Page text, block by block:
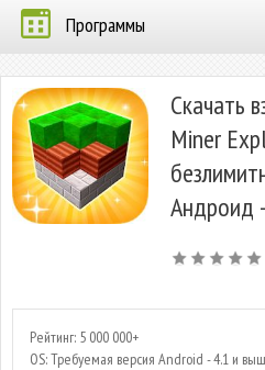
Программы
Скачать
Miner
Андроид
Рейтинг: 5 000 000+
OS: Требуемая версия Android - 4.1 и